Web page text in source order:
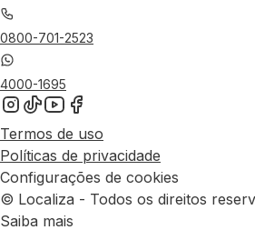
0800-701-2523
4000-1695
Termos de uso
Políticas de privacidade
Configurações de cookies
© Localiza - Todos os direitos
Saiba mais